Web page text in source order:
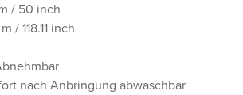
/ 50 inch
/ 118.11 inch
nach Anbringung abwaschbar